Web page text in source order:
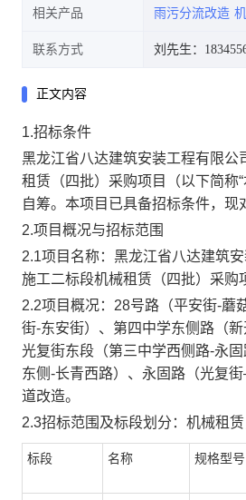
相关产品 雨污分流改造
联系方式 刘先生：
正文内容
1.招标条件
黑龙江省八达建筑安装工程有限公
租赁（四批）采购项目（以下简称
自筹。本项目已具备招标条件，现
2.项目概况与招标范围
2.1项目名称：黑龙江省八达建筑
施工二标段机械租赁（四批）采购
2.2项目概况：28号路（平安街-蘑
街-东安街）、第四中学东侧路（
光复街东段（第三中学西侧路-永
东侧-长青西路）、永固路（光复
道改造。
2.3招标范围及标段划分：机械租
标段 名称 规格型号